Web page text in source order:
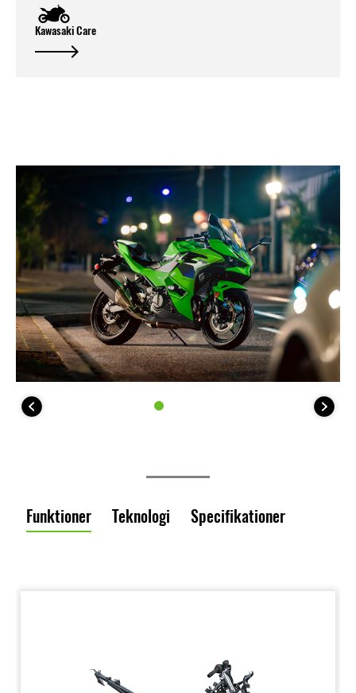
Kawasaki Care
Funktioner Teknologi Specifikationer